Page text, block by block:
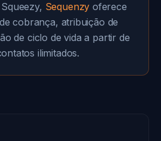
Sequenzy oferece
cobrança, atribuição de
de ciclo de vida a partir de
ilimitados.